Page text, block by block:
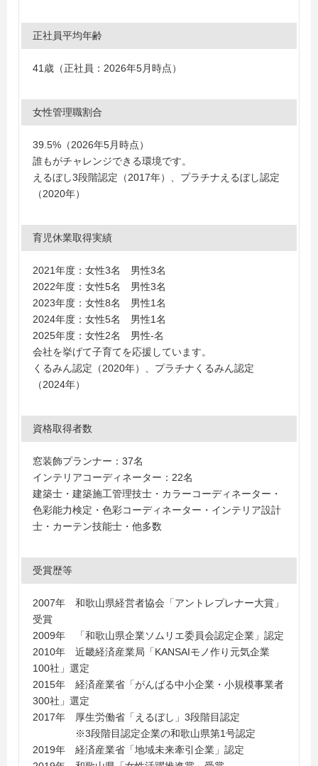
正社員平均年齢
41歳（正社員：2026年5月時点）
女性管理職割合
39.5%（2026年5月時点）
誰もがチャレンジできる環境です。
えるぼし3段階認定（2017年）、プラチナえるぼし認定
（2020年）
育児休業取得実績
2021年度：女性3名 男性3名
2022年度：女性5名 男性3名
2023年度：女性8名 男性1名
2024年度：女性5名 男性1名
2025年度：女性2名 男性-名
会社を挙げて子育てを応援しています。
くるみん認定（2020年）、プラチナくるみん認定
（2024年）
資格取得者数
窓装飾プランナー：37名
インテリアコーディネーター：22名
建築士・建築施工管理技士・カラーコーディネーター・
色彩能力検定・色彩コーディネーター・インテリア設計
士・カーテン技能士・他多数
受賞歴等
2007年 和歌山県経営者協会「アントレプレナー大賞」
受賞
2009年 「和歌山県企業ソムリエ委員会認定企業」認定
2010年 近畿経済産業局「KANSAIモノ作り元気企業
100社」選定
2015年 経済産業省「がんばる中小企業・小規模事業者
300社」選定
2017年 厚生労働省「えるぼし」3段階目認定
※3段階目認定企業の和歌山県第1号認定
2019年 経済産業省「地域未来牽引企業」認定